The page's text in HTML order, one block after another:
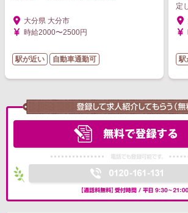
大分県 大分市
時給2000〜2500円
駅が近い 自動車通勤可
定
駅